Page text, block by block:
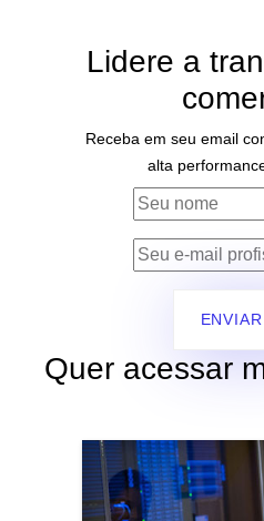
Lidere a
Receba em seu email
alta
ENVIAR
Quer acessar